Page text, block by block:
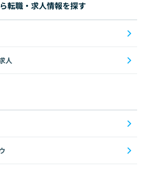
転職・求人情報を探す
人